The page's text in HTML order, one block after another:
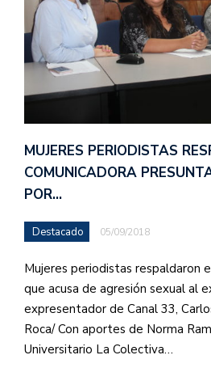
MUJERES PERIODISTAS
COMUNICADORA
POR…
Destacado 05/09/2018
Mujeres periodistas respaldaron
que acusa de agresión sexual al
expresentador de Canal 33,
Roca/ Con aportes de Norma
Universitario La Colectiva…